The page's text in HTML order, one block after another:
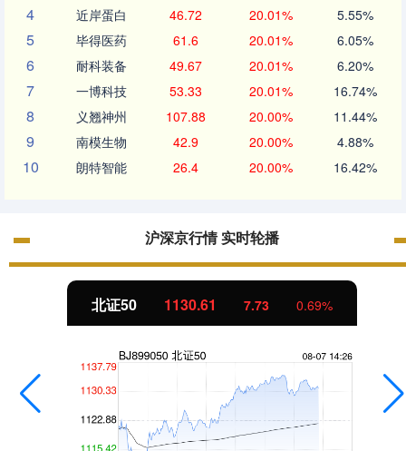
4 近岸蛋白 46.72 20.01% 5.55%
5 毕得医药 61.6 20.01% 6.05%
6 耐科装备 49.67 20.01% 6.20%
7 一博科技 53.33 20.01% 16.74%
8 义翘神州 107.88 20.00% 11.44%
9 南模生物 42.9 20.00% 4.88%
10 朗特智能 26.4 20.00% 16.42%
沪深京行情 实时轮播
北证50 1130.61 7.73 0.69%